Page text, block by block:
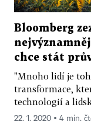
Bloomberg
chce stát
"Mnoho lidí je
transformace,
technologií a
22. 1. 2020 ▪ 4 min.